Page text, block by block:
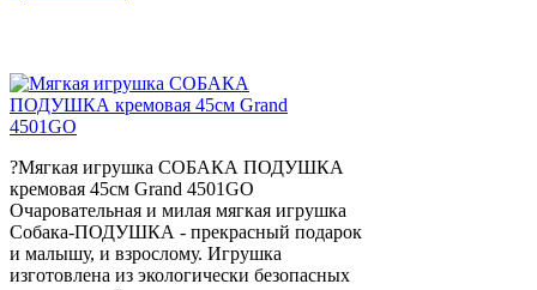
?Мягкая игрушка СОБАКА ПОДУШКА
кремовая 45см Grand 4501GO
Очаровательная и милая мягкая игрушка
Собака-ПОДУШКА - прекрасный подарок
и малышу, и взрослому. Игрушка
изготовлена из экологически безопасных